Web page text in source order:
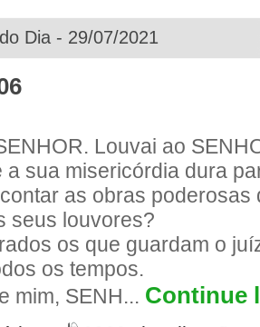
Dia - 29/07/2021
Louvai ao
a sua misericórdia dura
as obras poderosas
seus louvores?
os que guardam o
os tempos.
mim, SENH... Continue